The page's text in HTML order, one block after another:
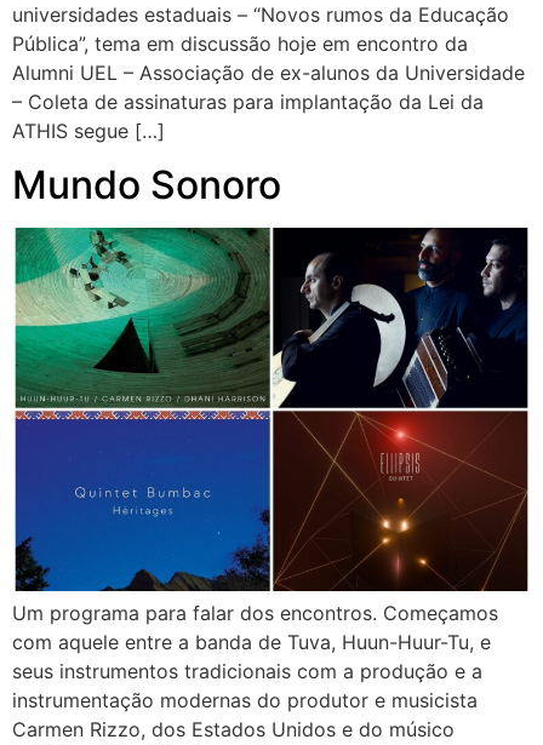
universidades estaduais – “Novos rumos da Educação
Pública”, tema em discussão hoje em encontro da
Alumni UEL – Associação de ex-alunos da Universidade
– Coleta de assinaturas para implantação da Lei da
ATHIS segue […]
Mundo Sonoro
Um programa para falar dos encontros. Começamos
com aquele entre a banda de Tuva, Huun-Huur-Tu, e
seus instrumentos tradicionais com a produção e a
instrumentação modernas do produtor e musicista
Carmen Rizzo, dos Estados Unidos e do músico